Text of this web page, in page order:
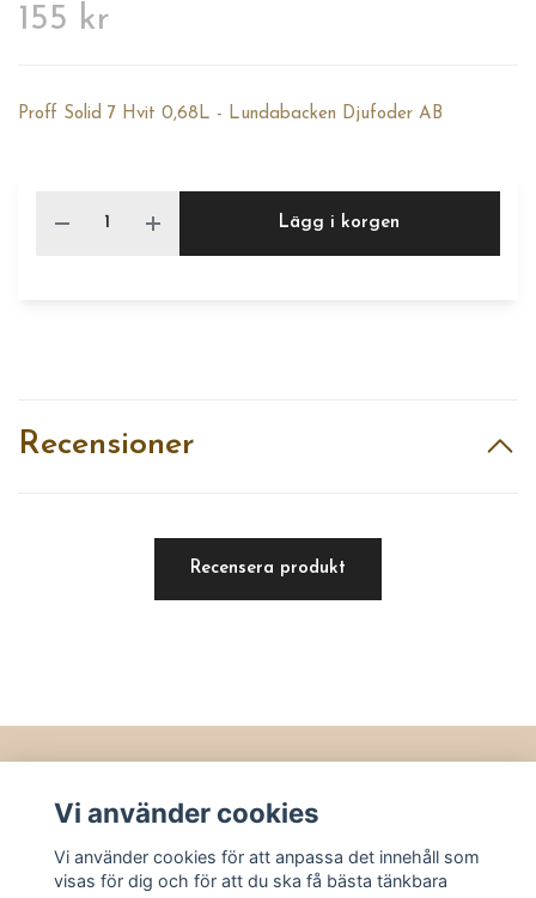
155 kr
Proff Solid 7 Hvit 0,68L - Lundabacken Djufoder AB
Lägg i korgen
Recensioner
Recensera produkt
Köpvillkor
Kontakt
Utvalt
Vi använder cookies
Vi använder cookies för att anpassa det innehåll som
visas för dig och för att du ska få bästa tänkbara